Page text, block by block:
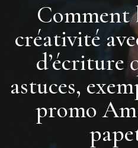
Comment
créativité
d’écriture
astuces,
promo